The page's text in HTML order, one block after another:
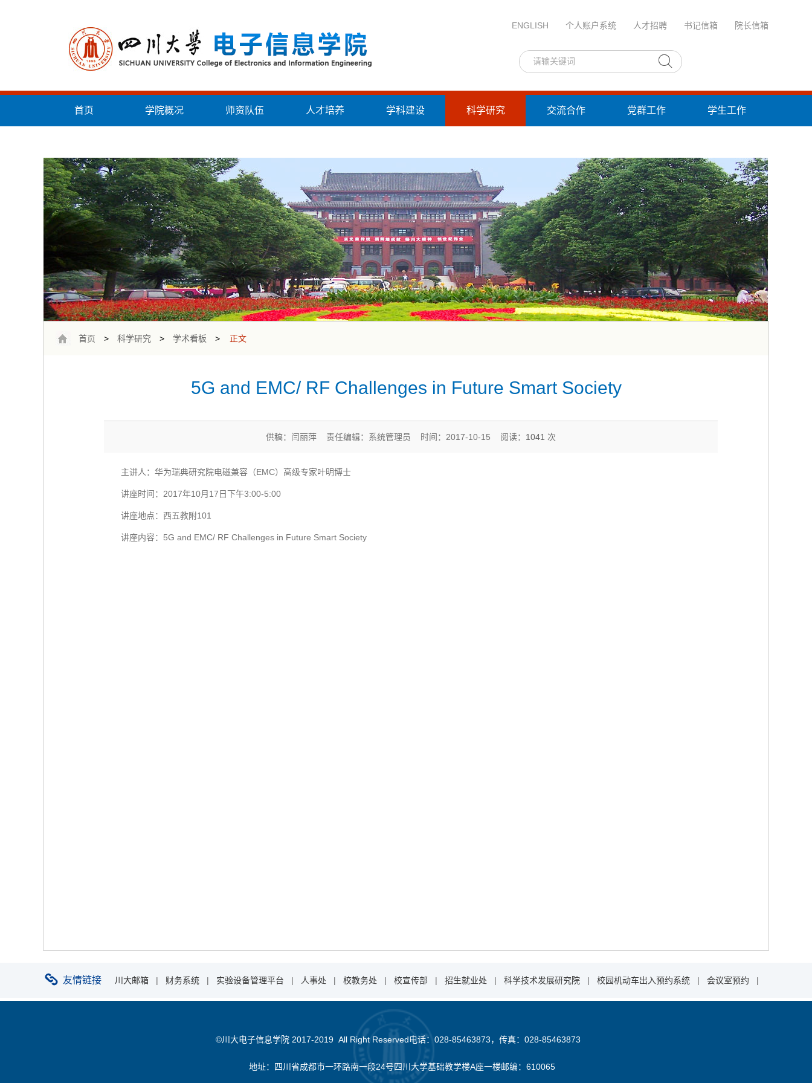
ENGLISH 个人账户系统 人才招聘 书记信箱 院长信箱
首页 学院概况 师资队伍 人才培养 学科建设 科学研究 交流合作 党群工作 学生工作
首页 > 科学研究 > 学术看板 > 正文
5G and EMC/ RF Challenges in Future Smart Society
供稿：闫丽萍 责任编辑：系统管理员 时间：2017-10-15 阅读： 1041 次
主讲人：华为瑞典研究院电磁兼容（EMC）高级专家叶明博士
讲座时间：2017年10月17日下午3:00-5:00
讲座地点：西五教附101
讲座内容：5G and EMC/ RF Challenges in Future Smart Society
友情链接 川大邮箱 | 财务系统 | 实验设备管理平台 | 人事处 | 校教务处 | 校宣传部 | 招生就业处 | 科学技术发展研究院 | 校园机动车出入预约系统 | 会议室预约 |
©川大电子信息学院 2017-2019 All Right Reserved电话：028-85463873，传真：028-85463873
地址：四川省成都市一环路南一段24号四川大学基础教学楼A座一楼邮编：610065